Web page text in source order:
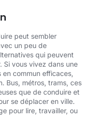
peut sembler
un peu de
qui peuvent
Si vous vivez dans une
commun efficaces,
Bus, métros, trams, ces
que de conduire et
se déplacer en ville.
pour lire, travailler, ou